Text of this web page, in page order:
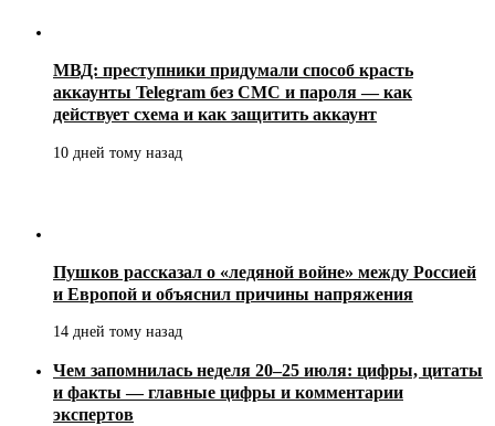
МВД: преступники придумали способ красть
аккаунты Telegram без СМС и пароля — как
действует схема и как защитить аккаунт
10 дней тому назад
Пушков рассказал о «ледяной войне» между Россией
и Европой и объяснил причины напряжения
14 дней тому назад
Чем запомнилась неделя 20–25 июля: цифры, цитаты
и факты — главные цифры и комментарии
экспертов